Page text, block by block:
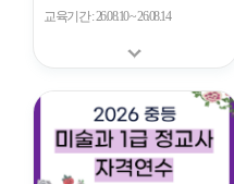
교육기간 26.08.10 ~ 26.08.14